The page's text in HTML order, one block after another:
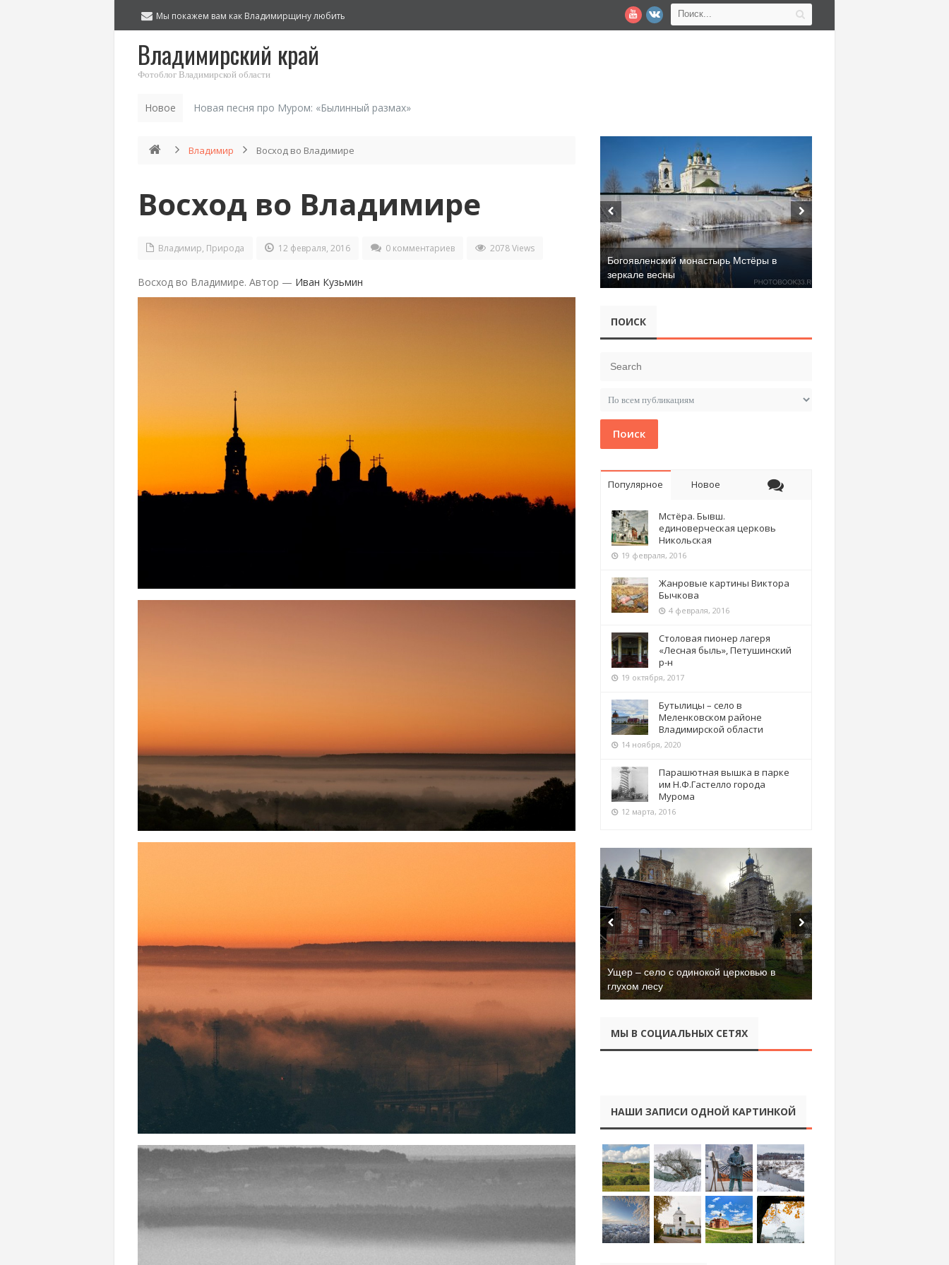
Мы покажем вам как Владимирщину любить
Владимирский край
Фотоблог Владимирской области
Новое Новая песня про Муром: «Былинный размах»
Владимир Восход во Владимире
Восход во Владимире
Владимир, Природа 12 февраля, 2016 0 комментариев 2078 Views
Восход во Владимире. Автор — Иван Кузьмин
Богоявленский монастырь Мстёры в
зеркале весны
ПОИСК
Поиск
Популярное Новое
Мстёра. Бывш.
единоверческая церковь
Никольская
19 февраля, 2016
Жанровые картины Виктора
Бычкова
4 февраля, 2016
Столовая пионер лагеря
«Лесная быль», Петушинский
р-н
19 октября, 2017
Бутылицы – село в
Меленковском районе
Владимирской области
14 ноября, 2020
Парашютная вышка в парке
им Н.Ф.Гастелло города
Мурома
12 марта, 2016
Ущер – село с одинокой церковью в
глухом лесу
МЫ В СОЦИАЛЬНЫХ СЕТЯХ
НАШИ ЗАПИСИ ОДНОЙ КАРТИНКОЙ